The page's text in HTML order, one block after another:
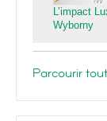
L’impact
Wyborny
Parcourir